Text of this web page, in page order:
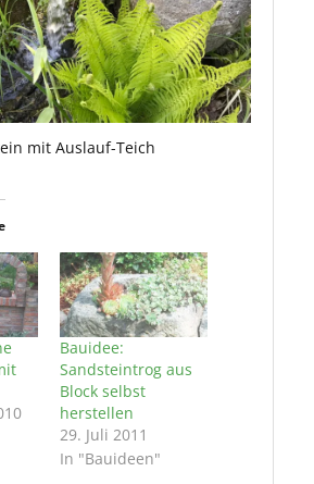
mit Auslauf-Teich
Bauidee:
Sandsteintrog aus
Block selbst
herstellen
29. Juli 2011
In "Bauideen"